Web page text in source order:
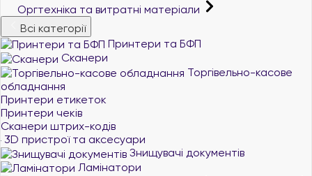
Оргтехніка та витратні матеріали
Всі категорії
Принтери та БФП
Сканери
Торгівельно-касове
обладнання
Принтери етикеток
Принтери чеків
Сканери штрих-кодів
3D пристрої та аксесуари
Знищувачі документів
Ламінатори